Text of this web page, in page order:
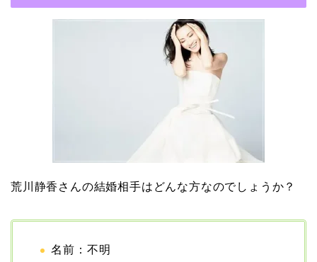
演でキムタクがド緊張！
【画像】ブーニンの嫁は
資産家の娘！馴れ初めは
取材！？
中森明菜の結婚歴！豪華
「隠し子」の噂とは？
荒川静香さんの結婚相手はどんな方なのでしょうか？
名前：不明